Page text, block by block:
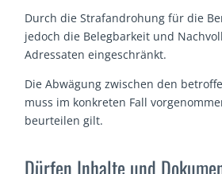
Durch die Strafandrohung für die
jedoch die Belegbarkeit und
Adressaten eingeschränkt.
Die Abwägung zwischen den
muss im konkreten Fall
beurteilen gilt.
Dürfen Inhalte und